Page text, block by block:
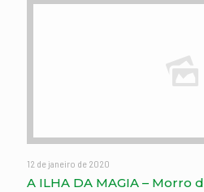
12 de janeiro de 2020
A ILHA DA MAGIA – Morro